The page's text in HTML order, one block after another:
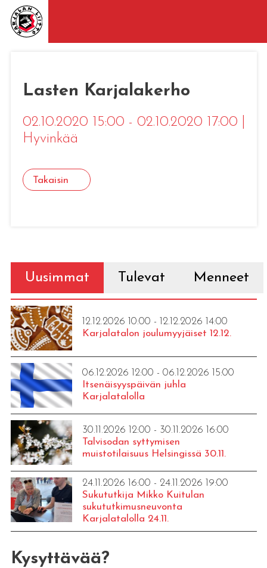
Lasten Karjalakerho
02.10.2020 15:00 - 02.10.2020 17:00
Hyvinkää
Takaisin
Uusimmat Tulevat Menneet
12.12.2026 10:00 - 12.12.2026 14:00
Karjalatalon joulumyyjäiset 12.12.
06.12.2026 12:00 - 06.12.2026 15:00
Itsenäisyyspäivän juhla
Karjalatalolla
30.11.2026 12:00 - 30.11.2026 16:00
Talvisodan syttymisen
muistotilaisuus Helsingissä 30.11.
24.11.2026 16:00 - 24.11.2026 19:00
Sukututkija Mikko Kuitulan
sukututkimusneuvonta
Karjalatalolla 24.11.
Kysyttävää?